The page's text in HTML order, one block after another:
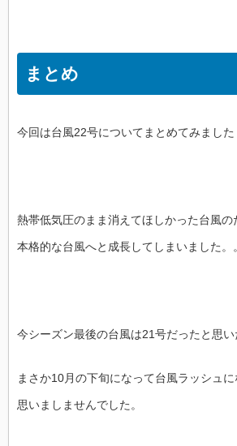
まとめ
今回は台風22号についてまとめてみました
熱帯低気圧のまま消えてほしかった台風の
本格的な台風へと成長してしまいました。
今シーズン最後の台風は21号だったと思い
まさか10月の下旬になって台風ラッシュ
思いましませんでした。